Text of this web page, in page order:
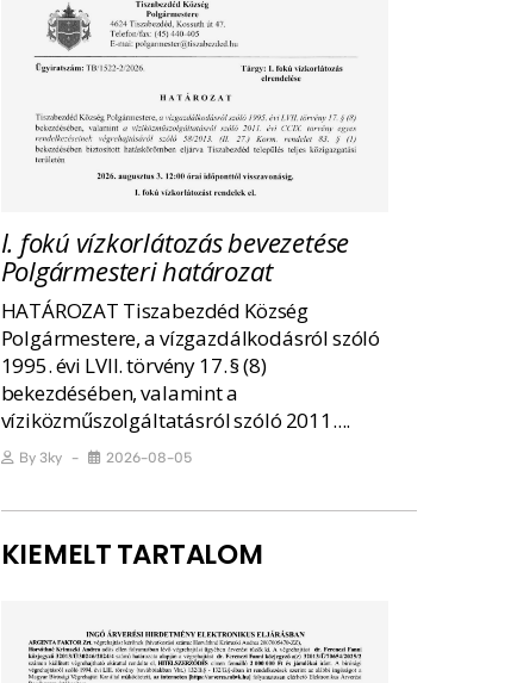
I. fokú vízkorlátozás bevezetése
Polgármesteri határozat
HATÁROZAT Tiszabezdéd Község
Polgármestere, a vízgazdálkodásról szóló
1995. évi LVII. törvény 17. § (8)
bekezdésében, valamint a
víziközműszolgáltatásról szóló 2011....
By 3ky 2026-08-05
KIEMELT TARTALOM